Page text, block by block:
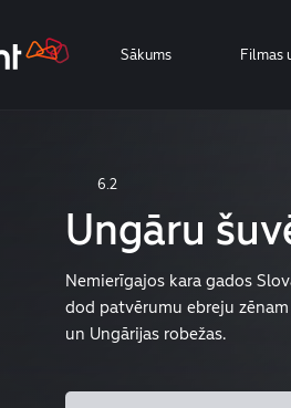
Sākums Filmas
6.2
Ungāru
Nemierīgajos kara gados
dod patvērumu ebreju
un Ungārijas robežas.